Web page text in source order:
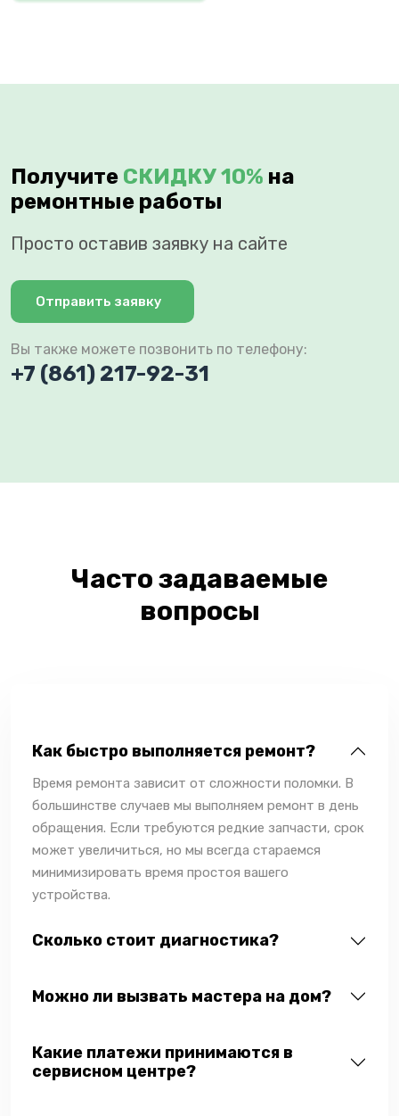
Получите СКИДКУ 10% на
ремонтные работы
Просто оставив заявку на сайте
Отправить заявку
Вы также можете позвонить по телефону:
+7 (861) 217-92-31
Часто задаваемые
вопросы
Как быстро выполняется ремонт?
Время ремонта зависит от сложности поломки. В
большинстве случаев мы выполняем ремонт в день
обращения. Если требуются редкие запчасти, срок
может увеличиться, но мы всегда стараемся
минимизировать время простоя вашего
устройства.
Сколько стоит диагностика?
Можно ли вызвать мастера на дом?
Какие платежи принимаются в
сервисном центре?